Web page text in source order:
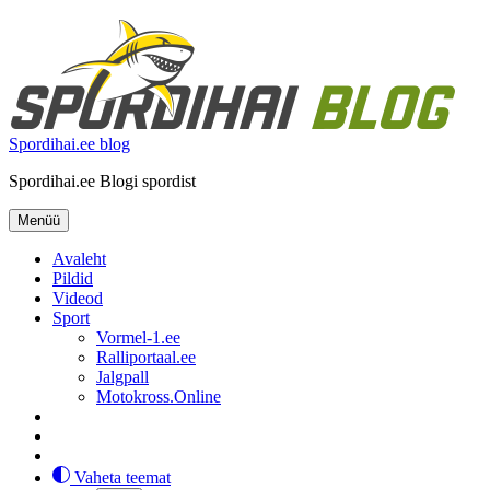
Spordihai.ee blog
Spordihai.ee Blogi spordist
Menüü
Avaleht
Pildid
Videod
Sport
Vormel-1.ee
Ralliportaal.ee
Jalgpall
Motokross.Online
Vaheta teemat